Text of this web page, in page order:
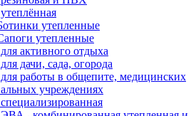
утепленные
утепленные
активного отдыха
дачи, сада, огорода
работы в общепите, медицинских
учреждениях